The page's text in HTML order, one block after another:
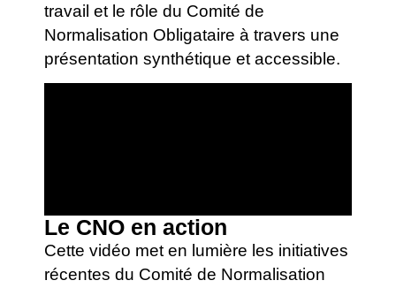
travail et le rôle du Comité de
Normalisation Obligataire à travers une
présentation synthétique et accessible.
Le CNO en action
Cette vidéo met en lumière les initiatives
récentes du Comité de Normalisation